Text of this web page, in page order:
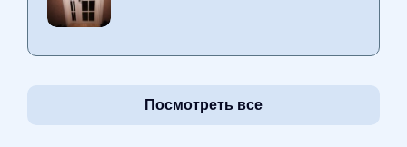
Посмотреть все